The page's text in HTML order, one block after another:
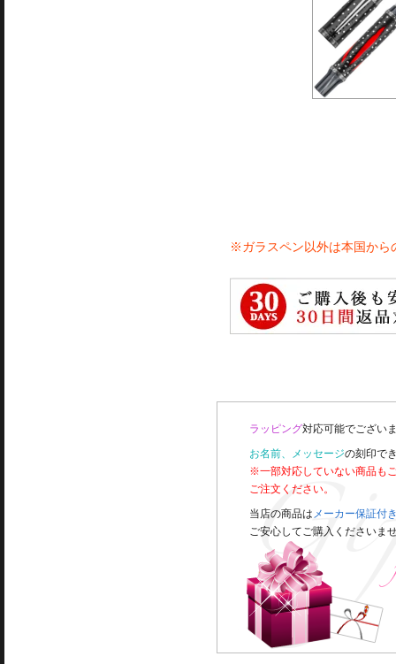
※ガラスペン以外は本国から
ラッピング対応可能でござい
お名前、メッセージの刻印で
※一部対応していない商品も
ご注文ください。
当店の商品は メーカー保証付
ご安心してご購入くださいま